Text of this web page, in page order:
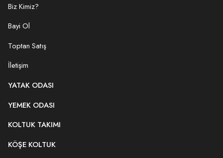
Biz Kimiz?
Bayi Ol
Toptan Satış
İletişim
YATAK ODASI
YEMEK ODASI
KOLTUK TAKIMI
KÖŞE KOLTUK